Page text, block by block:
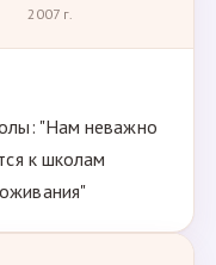
2007 г.
"Нам неважно
к школам